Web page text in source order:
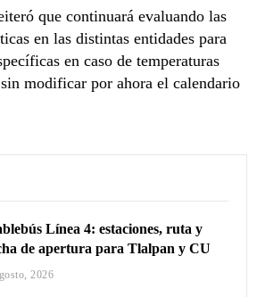
que continuará evaluando las
en las distintas entidades para
en caso de temperaturas
modificar por ahora el calendario
Línea 4: estaciones, ruta y
de apertura para Tlalpan y CU
2026